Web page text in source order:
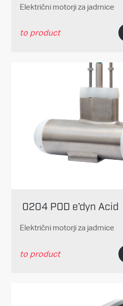
Električni motorji za jadrnice
to product
0204 POD e’dyn Acid
Električni motorji za jadrnice
to product